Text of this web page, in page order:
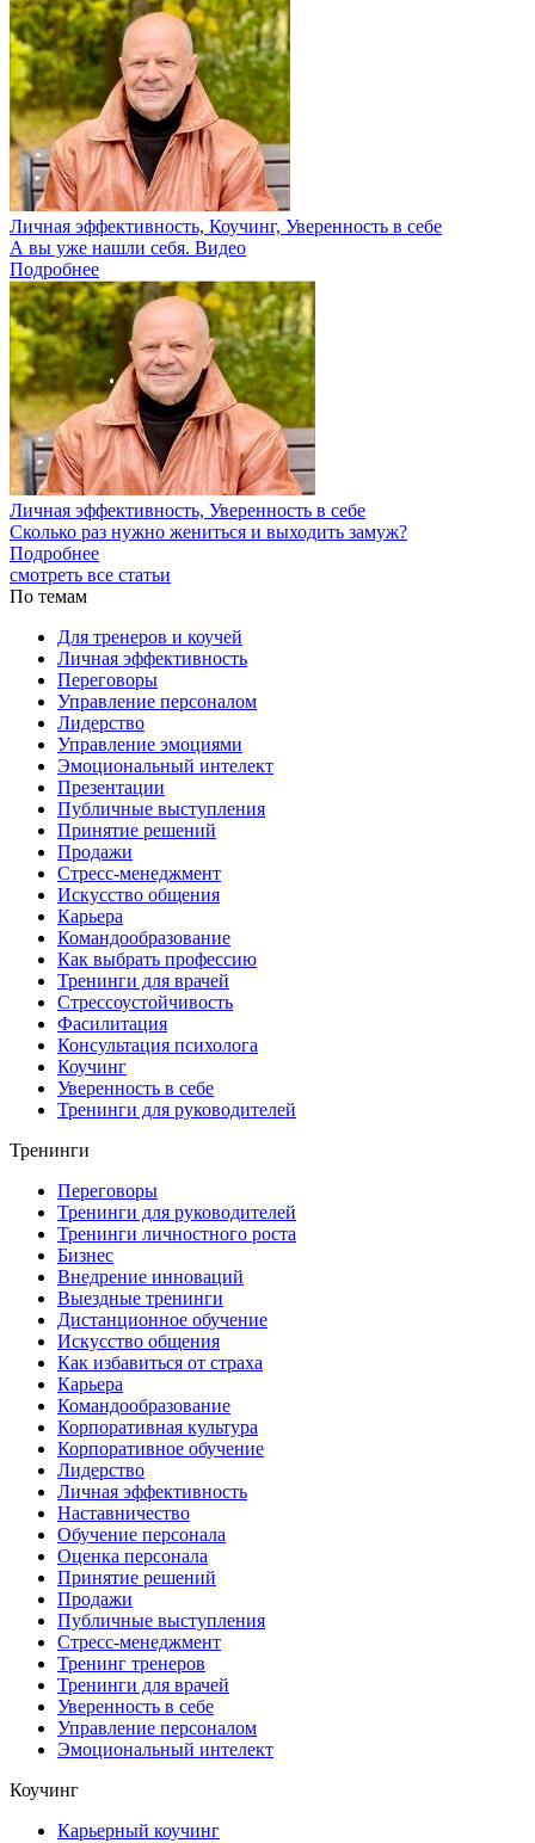
Личная эффективность, Коучинг, Уверенность в себе
А вы уже нашли себя. Видео
Подробнее
Личная эффективность, Уверенность в себе
Сколько раз нужно жениться и выходить замуж?
Подробнее
смотреть все статьи
По темам
Для тренеров и коучей
Личная эффективность
Переговоры
Управление персоналом
Лидерство
Управление эмоциями
Эмоциональный интелект
Презентации
Публичные выступления
Принятие решений
Продажи
Стресс-менеджмент
Искусство общения
Карьера
Командообразование
Как выбрать профессию
Тренинги для врачей
Стрессоустойчивость
Фасилитация
Консультация психолога
Коучинг
Уверенность в себе
Тренинги для руководителей
Тренинги
Переговоры
Тренинги для руководителей
Тренинги личностного роста
Бизнес
Внедрение инноваций
Выездные тренинги
Дистанционное обучение
Искусство общения
Как избавиться от страха
Карьера
Командообразование
Корпоративная культура
Корпоративное обучение
Лидерство
Личная эффективность
Наставничество
Обучение персонала
Оценка персонала
Принятие решений
Продажи
Публичные выступления
Стресс-менеджмент
Тренинг тренеров
Тренинги для врачей
Уверенность в себе
Управление персоналом
Эмоциональный интелект
Коучинг
Карьерный коучинг